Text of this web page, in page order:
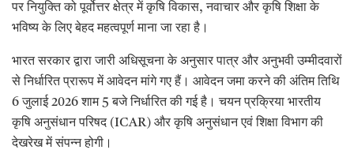
पर नियुक्ति को पूर्वोत्तर क्षेत्र में कृषि विकास, नवाचार और कृषि शिक्षा के
भविष्य के लिए बेहद महत्वपूर्ण माना जा रहा है।
भारत सरकार द्वारा जारी अधिसूचना के अनुसार पात्र और अनुभवी उम्मीदवारों
से निर्धारित प्रारूप में आवेदन मांगे गए हैं। आवेदन जमा करने की अंतिम तिथि
6 जुलाई 2026 शाम 5 बजे निर्धारित की गई है। चयन प्रक्रिया भारतीय
कृषि अनुसंधान परिषद (ICAR) और कृषि अनुसंधान एवं शिक्षा विभाग की
देखरेख में संपन्न होगी।